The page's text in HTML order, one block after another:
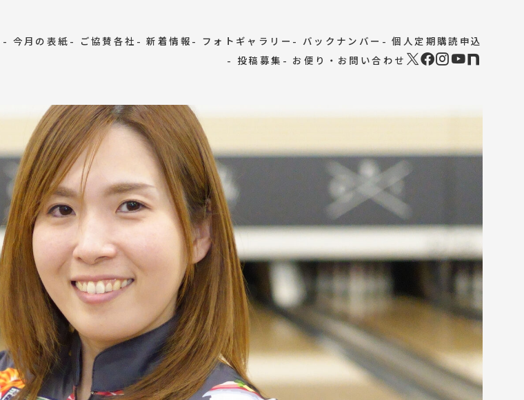
- 今月の表紙 - ご協賛各社 - 新着情報 - フォトギャラリー - バックナンバー - 個人定期購読申込
- 投稿募集 - お便り・お問い合わせ